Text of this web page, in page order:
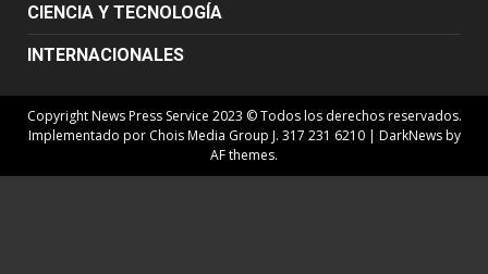
CIENCIA Y TECNOLOGÍA
INTERNACIONALES
Copyright News Press Service 2023 © Todos los derechos reservados.
Implementado por Chois Media Group J. 317 231 6210 | DarkNewsby
AF themes.